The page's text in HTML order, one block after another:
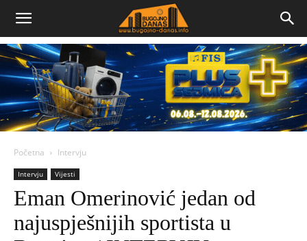
Bugojno
Danas
Početna Intervju
Intervju Vijesti
Eman Omerinović jedan od
najuspješnijih sportista u